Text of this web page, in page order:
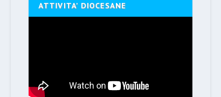
ATTIVITA’ DIOCESANE